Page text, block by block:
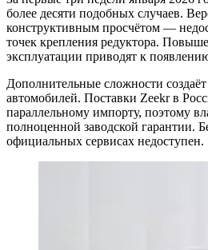
более десяти подобных случаев.
конструктивным просчётом —
точек крепления редуктора.
эксплуатации приводят к
Дополнительные сложности
автомобилей. Поставки Zeekr в
параллельному импорту, поэтому
полноценной заводской гарантии.
официальных сервисах недоступен.